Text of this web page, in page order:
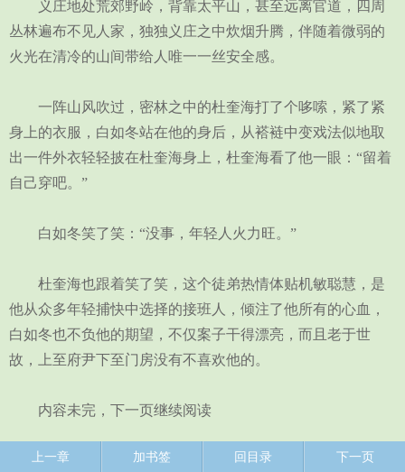
义庄地处荒郊野岭，背靠太平山，甚至远离官道，四周
丛林遍布不见人家，独独义庄之中炊烟升腾，伴随着微弱的
火光在清冷的山间带给人唯一一丝安全感。
一阵山风吹过，密林之中的杜奎海打了个哆嗦，紧了紧
身上的衣服，白如冬站在他的身后，从褡裢中变戏法似地取
出一件外衣轻轻披在杜奎海身上，杜奎海看了他一眼：“留着
自己穿吧。”
白如冬笑了笑：“没事，年轻人火力旺。”
杜奎海也跟着笑了笑，这个徒弟热情体贴机敏聪慧，是
他从众多年轻捕快中选择的接班人，倾注了他所有的心血，
白如冬也不负他的期望，不仅案子干得漂亮，而且老于世
故，上至府尹下至门房没有不喜欢他的。
内容未完，下一页继续阅读
上一章 加书签 回目录 下一页